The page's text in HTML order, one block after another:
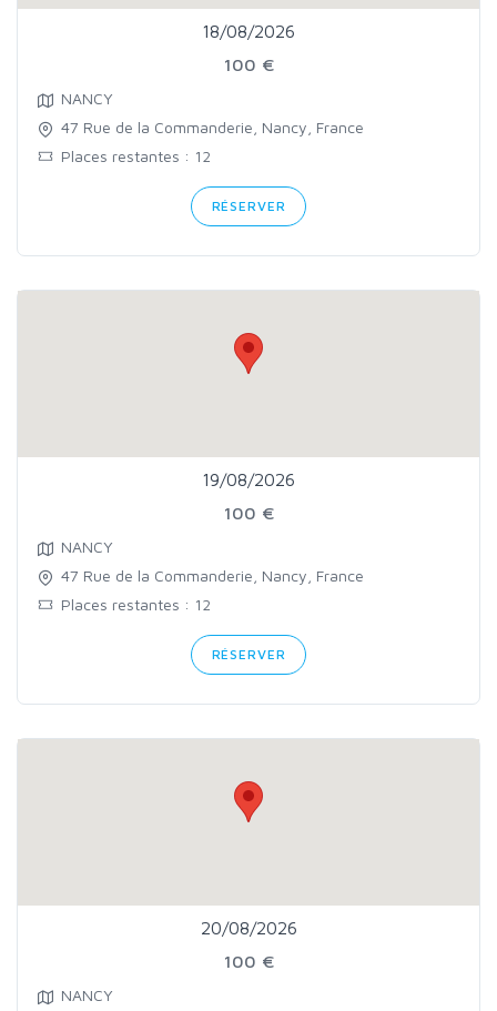
18/08/2026
100 €
NANCY
47 Rue de la Commanderie, Nancy, France
Places restantes : 12
RÉSERVER
19/08/2026
100 €
NANCY
47 Rue de la Commanderie, Nancy, France
Places restantes : 12
RÉSERVER
20/08/2026
100 €
NANCY